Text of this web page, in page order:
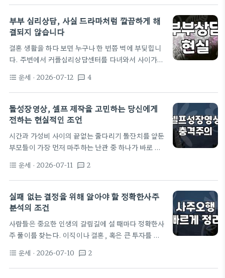
는 것이 아니라 불확실한 하루를 조금이라도 예측 가
능한 범위로 끌어오려는 일종의 심리적 방어 기제다.
타인에게는 단순한 텍스트일지 모르지만, 이를 해석
가 완전히 달라지기도 한다. 많은 이들이 간과하는 사
실은 운세라는 것이 고정된 미래를 보여주는 것이 아
니라, 특정 시간대와 상황 속에서 개인이 취할 수 있는
부부 심리상담, 사실 드라마처럼 깔끔하게 해
결되지 않습니다
결혼 생활을 하다 보면 누구나 한 번쯤 벽에 부딪힙니
다. 주변에서 커플심리상담센터를 다녀와서 사이가
지긋지긋한 싸움이 끝나겠지'라는 희망을 품게 됩니
다. 저도 30대 중반, 남편과 대화가 아예 단절되어 버
린 시점에 울며 겨자 먹기로 상담소를 알아본 적이 있
습니다. 하지만 현실은 그렇게 간단하지 않았습니다.
이 상담을 받으면 상대방이 변할 것이라고 기대합니
다. 저 또한 그랬죠. 상담 비용은 회당 15만 원에서 25
만 원 정도였고, 보통 10회기 정도를 추천받습니다.
format_list_bulleted 운세 · 2026-07-12 textsms 4
돌성장영상, 셀프 제작을 고민하는 당신에게
전하는 현실적인 조언
시간과 가성비 사이의 끝없는 줄다리기 돌잔치를 앞둔
부모들이 가장 먼저 마주하는 난관 중 하나가 바로 돌
들까, 아니면 그냥 업체에 맡길까?'를 두고 꼬박 3일
을 고민했습니다. 결론부터 말하자면, 셀프 제작은
'완성도'가 아니라 '내 아이의 기억을 직접 편집하는
만족감'을 위해 선택하는 영역입니다. 제가 처음 시작
내 15시간이 넘었습니다. 영상 퀄리티가 전문가만큼
나올 것이라 기대한다면 그건 시작부터 오해입니다.
셀프 제작, 이 지점에서 많이들 실패합니다 많은 분이
format_list_bulleted 운세 · 2026-07-11 textsms 2
실패 없는 결정을 위해 알아야 할 정확한사주
분석의 조건
사람들은 중요한 인생의 갈림길에 설 때마다 정확한사
주 풀이를 찾는다. 이직이나 결혼, 혹은 큰 투자를 앞
한 과정이기도 하다. 하지만 막상 점집이나 철학관을
방문해도 돌아오는 대답은 모호한 경우가 많다. 생년
format_list_bulleted 운세 · 2026-07-10 textsms 2